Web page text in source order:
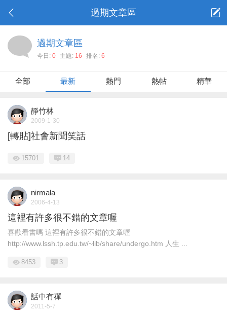
過期文章區
過期文章區
今日: 0 主題: 16 排名: 6
全部 最新 熱門 熱帖 精華
靜竹林
2009-1-30
[轉貼]社會新聞笑話
15701 14
nirmala
2006-4-13
這裡有許多很不錯的文章喔
喜歡看書嗎 這裡有許多很不錯的文章喔
http://www.lssh.tp.edu.tw/~lib/share/undergo.htm 人生 ...
8453 3
話中有禪
2011-5-7